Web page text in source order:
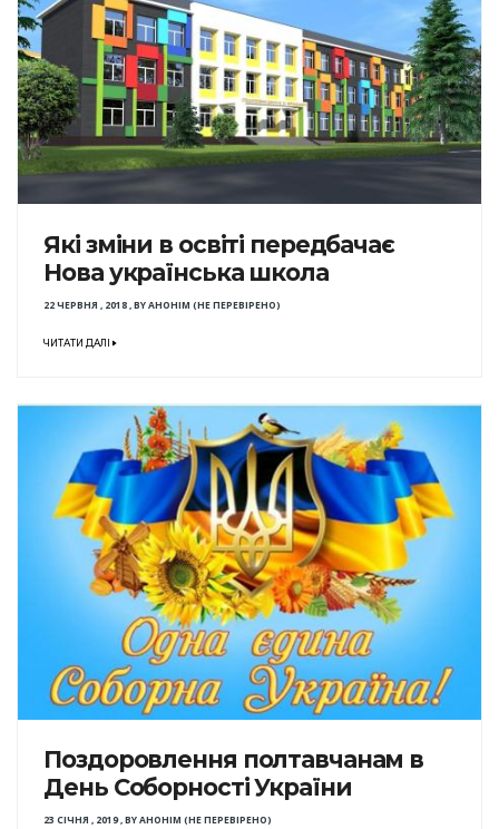
Які зміни в освіті передбачає
Нова українська школа
22 ЧЕРВНЯ , 2018,BYАНОНІМ (НЕ ПЕРЕВІРЕНО)
ЧИТАТИ ДАЛІ
Поздоровлення полтавчанам в
День Соборності України
23 СІЧНЯ , 2019,BYАНОНІМ (НЕ ПЕРЕВІРЕНО)